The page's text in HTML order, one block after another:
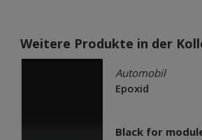
Weitere Produkte in der
Automobil
Epoxid
Black for